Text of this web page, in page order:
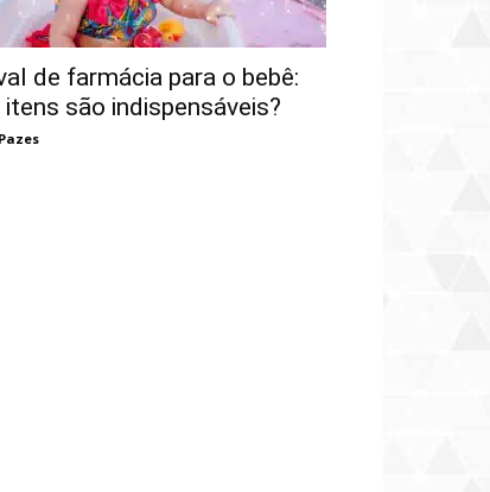
de farmácia para o bebê:
itens são indispensáveis?